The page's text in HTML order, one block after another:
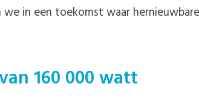
in een toekomst waar
160 000 watt